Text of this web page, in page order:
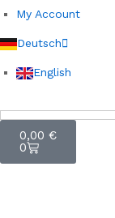
My Account
Deutsch
English
0,00 €
0